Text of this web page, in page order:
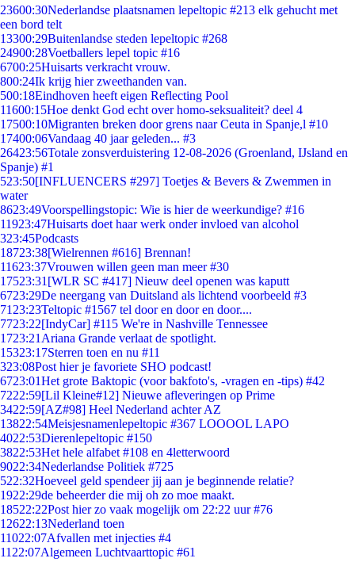
23600:30Nederlandse plaatsnamen lepeltopic #213 elk gehucht met
een bord telt
13300:29Buitenlandse steden lepeltopic #268
24900:28Voetballers lepel topic #16
6700:25Huisarts verkracht vrouw.
800:24Ik krijg hier zweethanden van.
500:18Eindhoven heeft eigen Reflecting Pool
11600:15Hoe denkt God echt over homo-seksualiteit? deel 4
17500:10Migranten breken door grens naar Ceuta in Spanje,l #10
17400:06Vandaag 40 jaar geleden... #3
26423:56Totale zonsverduistering 12-08-2026 (Groenland, IJsland en
Spanje) #1
523:50[INFLUENCERS #297] Toetjes & Bevers & Zwemmen in
water
8623:49Voorspellingstopic: Wie is hier de weerkundige? #16
11923:47Huisarts doet haar werk onder invloed van alcohol
323:45Podcasts
18723:38[Wielrennen #616] Brennan!
11623:37Vrouwen willen geen man meer #30
17523:31 [WLR SC #417] Nieuw deel openen was kaputt
6723:29De neergang van Duitsland als lichtend voorbeeld #3
71 23:23Teltopic #1567 tel door en door en door....
7723:22[IndyCar] #115 We're in Nashville Tennessee
1723:21 Ariana Grande verlaat de spotlight.
15323:17Sterren toen en nu #11
323:08Post hier je favoriete SHO podcast!
6723:01Het grote Baktopic (voor bakfoto's, -vragen en -tips) #42
7222:59[Lil Kleine#12] Nieuwe afleveringen op Prime
3422:59[AZ#98] Heel Nederland achter AZ
13822:54Meisjesnamenlepeltopic #367 LOOOOL LAPO
4022:53Dierenlepeltopic #150
3822:53Het hele alfabet #108 en 4letterwoord
9022:34Nederlandse Politiek #725
522:32Hoeveel geld spendeer jij aan je beginnende relatie?
1922:29de beheerder die mij oh zo moe maakt.
18522:22Post hier zo vaak mogelijk om 22:22 uur #76
12622:13Nederland toen
11022:07Afvallen met injecties #4
11 22:07Algemeen Luchtvaarttopic #61